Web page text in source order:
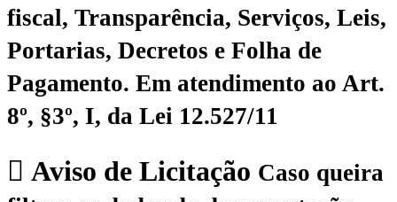
fiscal, Transparência, Serviços, Leis,
Portarias, Decretos e Folha de
Pagamento. Em atendimento ao Art.
8º, §3º, I, da Lei 12.527/11
Aviso de Licitação Caso queira